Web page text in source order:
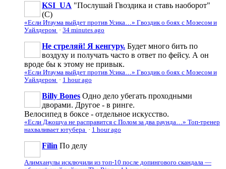
KSI_UA "Послушай Гвоздика и ставь наоборот"
(С)
«Если Итаума выйдет против Усика…» Гвоздик о боях с Мозесом и
Уайлдером · 34 minutes ago
Не стреляй! Я кенгуру. Будет много бить по
воздуху и получать часто в ответ по фейсу. А он
вроде бы к этому не привык.
«Если Итаума выйдет против Усика…» Гвоздик о боях с Мозесом и
Уайлдером · 1 hour ago
Billy Bones Одно дело убегать проходными
дворами. Другое - в ринге.
Велосипед в боксе - отдельное искусство.
«Если Джошуа не расправится с Полом за два раунда…» Топ-тренер
нахваливает ютубера · 1 hour ago
Filin По делу
Алимханулы исключили из топ-10 после допингового скандала —